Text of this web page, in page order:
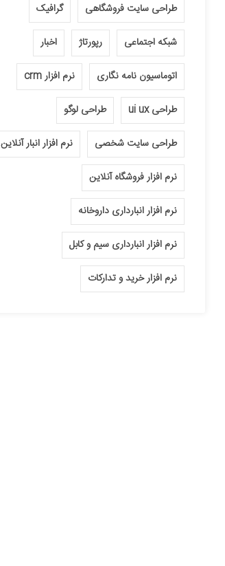
طراحی سایت فروشگاهی گرافیک
شبکه اجتماعی رپورتاژ اخبار
اتوماسیون نامه نگاری نرم افزار crm
طراحی ui ux طراحی لوگو
طراحی سایت شخصی نرم افزار انبار آنلاین
نرم افزار فروشگاه آنلاین
نرم افزار انبارداری داروخانه
نرم افزار انبارداری سیم و کابل
نرم افزار خرید و تدارکات